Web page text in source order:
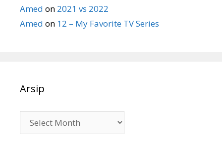
Amed on 2021 vs 2022
Amed on 12 – My Favorite TV Series
Arsip